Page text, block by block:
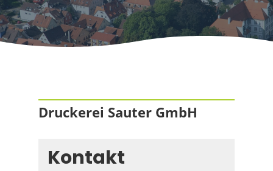
Druckerei Sauter GmbH
Kontakt